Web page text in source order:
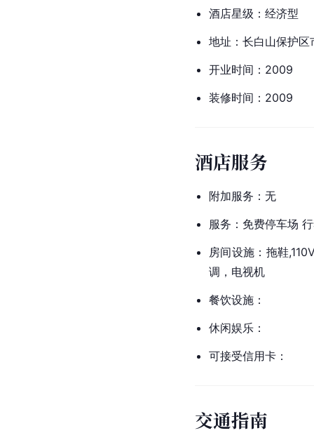
酒店星级：经济型
地址：长白山保护区
开业时间：2009
装修时间：2009
酒店服务
附加服务：无
服务：免费停车场
房间设施：拖鞋
调，电视机
餐饮设施：
休闲娱乐：
可接受信用卡：
交通指南